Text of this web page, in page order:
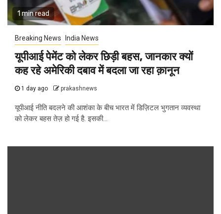
1 min read
Breaking News India News
यूपीआई पेमेंट को लेकर छिड़ी बहस, जानकार क्यों
कह रहे अमेरिकी दबाव में बदला जा रहा क़ानून
1 day ago prakashnews
यूपीआई नीति बदलने की आशंका के बीच भारत में डिज़िटल भुगतान व्यवस्था
को लेकर बहस तेज़ हो गई है. इसकी...